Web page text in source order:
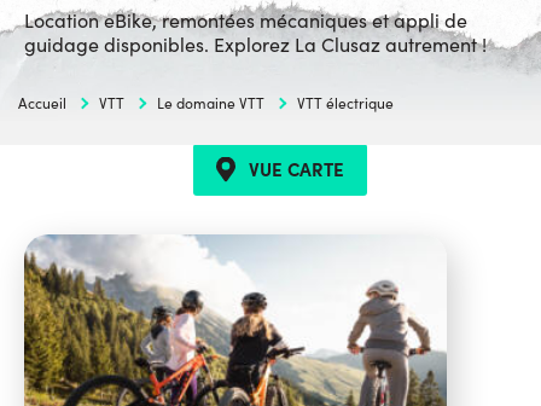
Location eBike, remontées mécaniques et appli de
guidage disponibles. Explorez La Clusaz autrement !
Accueil VTT Le domaine VTT VTT électrique
VUE CARTE